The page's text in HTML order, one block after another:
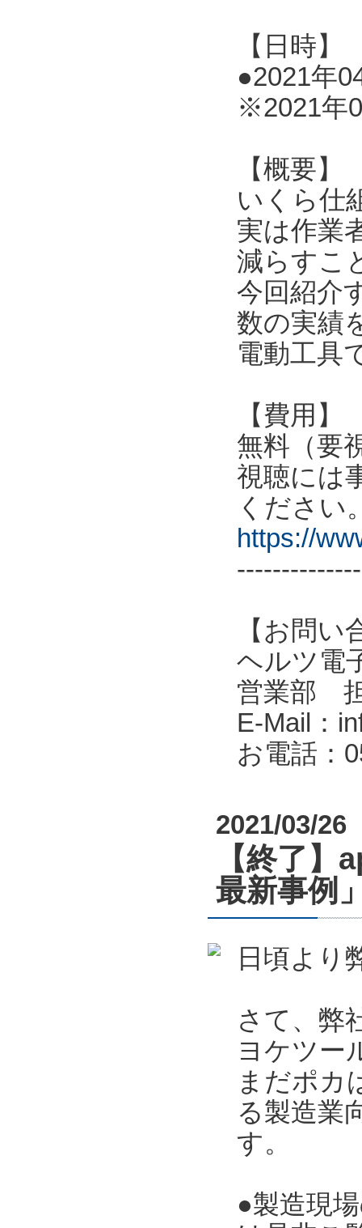
【日時】
●2021年
※2021年
【概要】
いくら仕
実は作業
減らすこ
今回紹介
数の実績
電動工具
【費用】
無料（要
視聴には
ください
https://
【お問い
ヘルツ電
営業部
E-Mail：
お電話：
2021/03/26
【終了
最新事例
日頃より
さて、弊
ヨケツー
まだポカ
る製造業
す。
●製造現